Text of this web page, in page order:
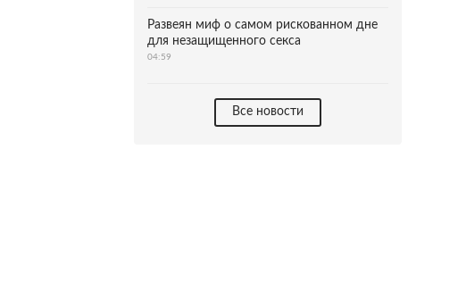
Развеян миф о самом рискованном дне
для незащищенного секса
04:59
Все новости